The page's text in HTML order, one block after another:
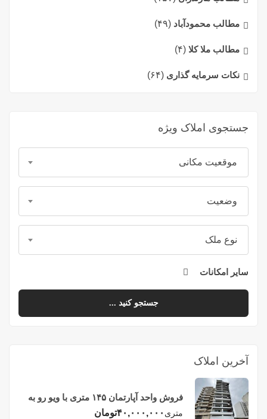
مطالب محمودآباد (۴۹)
مطالب ملا کلا (۴)
نکات سرمایه گذاری (۶۴)
جستجوی املاک ویژه
موقعیت مکانی
وضعیت
نوع ملک
سایر امکانات
جستجو کنید ...
آخرین املاک
فروش واحد آپارتمان ۱۴۵ متری با ویو رو به
دریا در فریدونکنار
متری ۴۰,۰۰۰,۰۰۰تومان